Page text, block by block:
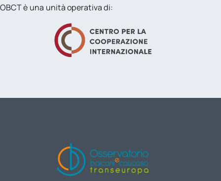
OBCT è una unità operativa di: